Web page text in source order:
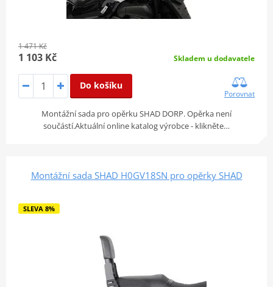
1 471 Kč
1 103 Kč Skladem u dodavatele
Do košíku
Porovnat
Montážní sada pro opěrku SHAD DORP. Opěrka není
součástí.Aktuální online katalog výrobce - klikněte…
Montážní sada SHAD H0GV18SN pro opěrky SHAD
SLEVA 8%